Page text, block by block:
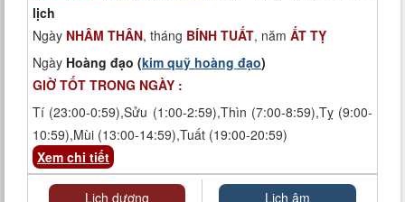
lịch
Ngày NHÂM THÂN, tháng BÍNH TUẤT, năm ẤT TỴ
Ngày Hoàng đạo (kim quỹ hoàng đạo)
GIỜ TỐT TRONG NGÀY :
Tí (23:00-0:59),Sửu (1:00-2:59),Thìn (7:00-8:59),Tỵ (9:00-
10:59),Mùi (13:00-14:59),Tuất (19:00-20:59)
Xem chi tiết
Lịch dương Lịch âm